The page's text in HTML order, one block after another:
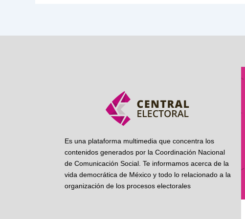
Es una plataforma multimedia que concentra los
contenidos generados por la Coordinación Nacional
de Comunicación Social. Te informamos acerca de la
vida democrática de México y todo lo relacionado a la
organización de los procesos electorales